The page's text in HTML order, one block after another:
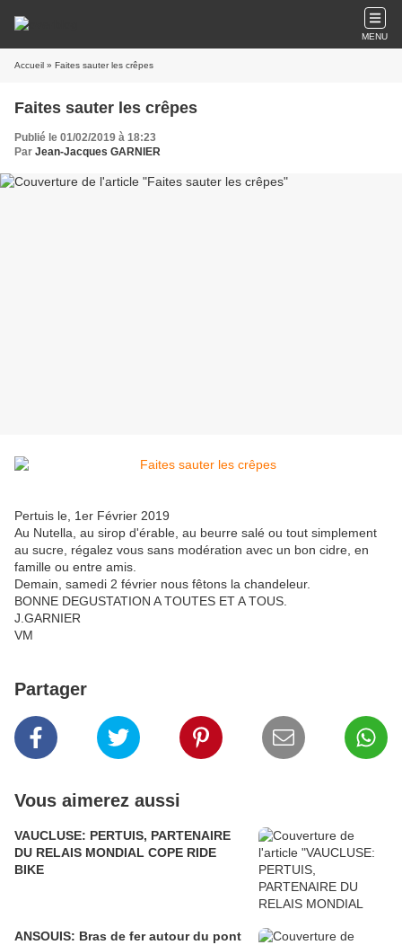
MENU
Accueil » Faites sauter les crêpes
Faites sauter les crêpes
Publié le 01/02/2019 à 18:23
Par Jean-Jacques GARNIER
Pertuis le, 1er Février 2019
Au Nutella, au sirop d'érable, au beurre salé ou tout simplement
au sucre, régalez vous sans modération avec un bon cidre, en
famille ou entre amis.
Demain, samedi 2 février nous fêtons la chandeleur.
BONNE DEGUSTATION A TOUTES ET A TOUS.
J.GARNIER
VM
Partager
Vous aimerez aussi
VAUCLUSE: PERTUIS, PARTENAIRE
DU RELAIS MONDIAL COPE RIDE
BIKE
ANSOUIS: Bras de fer autour du pont